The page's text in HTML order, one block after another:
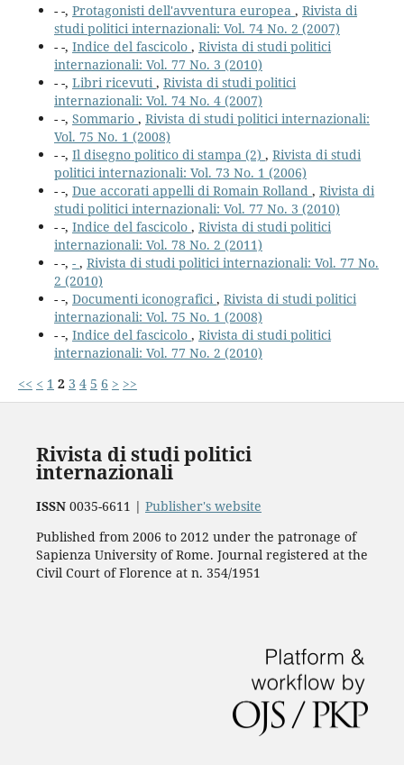
- -, Protagonisti dell'avventura europea , Rivista di
studi politici internazionali: Vol. 74 No. 2 (2007)
- -, Indice del fascicolo , Rivista di studi politici
internazionali: Vol. 77 No. 3 (2010)
- -, Libri ricevuti, Rivista di studi politici
internazionali: Vol. 74 No. 4 (2007)
- -, Sommario , Rivista di studi politici internazionali:
Vol. 75 No. 1 (2008)
- -, Il disegno politico di stampa (2) , Rivista di studi
politici internazionali: Vol. 73 No. 1 (2006)
- -, Due accorati appelli di Romain Rolland , Rivista di
studi politici internazionali: Vol. 77 No. 3 (2010)
- -, Indice del fascicolo , Rivista di studi politici
internazionali: Vol. 78 No. 2 (2011)
- -, - , Rivista di studi politici internazionali: Vol. 77 No.
2 (2010)
- -, Documenti iconografici, Rivista di studi politici
internazionali: Vol. 75 No. 1 (2008)
- -, Indice del fascicolo , Rivista di studi politici
internazionali: Vol. 77 No. 2 (2010)
<< < 1 2 3 4 5 6 > >>
Rivista di studi politici
internazionali
ISSN0035-6611 | Publisher's website
Published from 2006 to 2012 under the patronage of
Sapienza University of Rome. Journal registered at the
Civil Court of Florence at n. 354/1951